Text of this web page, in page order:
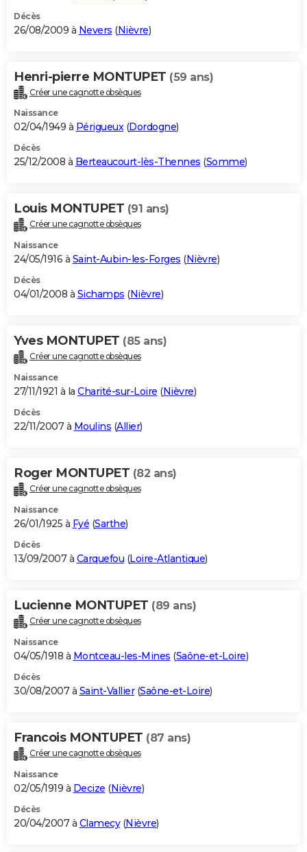
Décès
26/08/2009 à Nevers (Nièvre)
Henri-pierre MONTUPET (59 ans)
Créer une cagnotte obsèques
Naissance
02/04/1949 à Périgueux(Dordogne)
Décès
25/12/2008 à Berteaucourt-lès-Thennes (Somme)
Louis MONTUPET (91 ans)
Créer une cagnotte obsèques
Naissance
24/05/1916 à Saint-Aubin-les-Forges (Nièvre)
Décès
04/01/2008 à Sichamps (Nièvre)
Yves MONTUPET (85 ans)
Créer une cagnotte obsèques
Naissance
27/11/1921 à la Charité-sur-Loire (Nièvre)
Décès
22/11/2007 à Moulins (Allier)
Roger MONTUPET (82 ans)
Créer une cagnotte obsèques
Naissance
26/01/1925 à Fyé (Sarthe)
Décès
13/09/2007 à Carquefou (Loire-Atlantique)
Lucienne MONTUPET (89 ans)
Créer une cagnotte obsèques
Naissance
04/05/1918 à Montceau-les-Mines (Saône-et-Loire)
Décès
30/08/2007 à Saint-Vallier(Saône-et-Loire)
Francois MONTUPET (87 ans)
Créer une cagnotte obsèques
Naissance
02/05/1919 à Decize (Nièvre)
Décès
20/04/2007 à Clamecy(Nièvre)